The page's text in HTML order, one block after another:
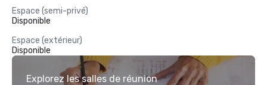
Espace (semi-privé)
Disponible
Espace (extérieur)
Disponible
Explorez les salles de réunion